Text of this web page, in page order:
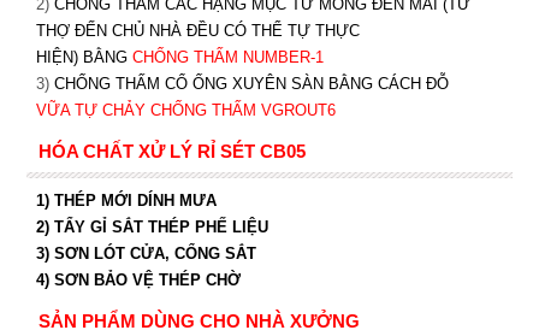
2) CHỐNG THẤM CÁC HẠNG MỤC TỪ MÓNG ĐẾN MÁI (TỪ
THỢ ĐẾN CHỦ NHÀ ĐỀU CÓ THỂ TỰ THỰC
HIỆN) BẰNG CHỐNG THẤM NUMBER-1
3) CHỐNG THẤM CỔ ỐNG XUYÊN SÀN BẰNG CÁCH ĐỖ
VỮA TỰ CHẢY CHỐNG THẤM VGROUT6
HÓA CHẤT XỬ LÝ RỈ SÉT CB05
1) THÉP MỚI DÍNH MƯA
2) TẨY GỈ SẮT THÉP PHẾ LIỆU
3) SƠN LÓT CỬA, CỔNG SẮT
4) SƠN BẢO VỆ THÉP CHỜ
SẢN PHẨM DÙNG CHO NHÀ XƯỞNG